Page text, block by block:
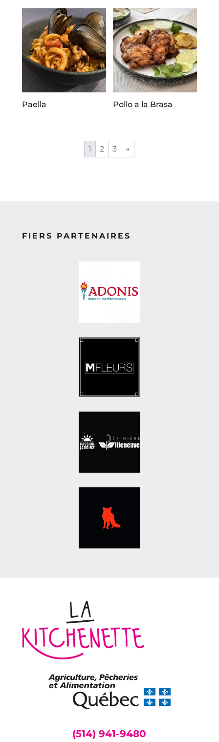
Paella Pollo a la Brasa
1 2 3 →
FIERS PARTENAIRES
(514) 941-9480